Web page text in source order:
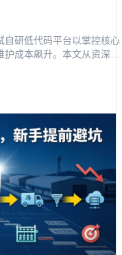
自研低代码平台以掌控核心
护成本飙升。本文从资深技
渲染、多租户隔离等核心
付与长期技术资产沉淀。